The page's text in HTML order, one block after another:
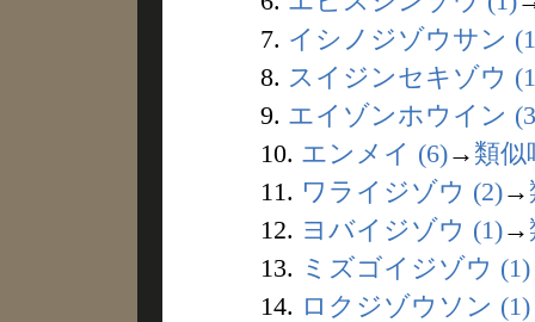
7. イシノジゾウサン
8. スイジンセキゾウ
9. エイゾンホウイン
10. エンメイ (6)→ 類似
11. ワライジゾウ (2)→
12. ヨバイジゾウ (1)→
13. ミズゴイジゾウ (1)
14. ロクジゾウソン (1)